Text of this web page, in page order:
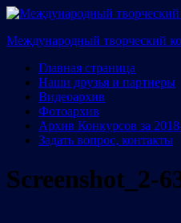
Международный творческий
Главная страница
Наши друзья и партнеры
Видеоархив
Фотоархив
Архив Конкурсов за
Задать вопрос, контакты
Screenshot_2-